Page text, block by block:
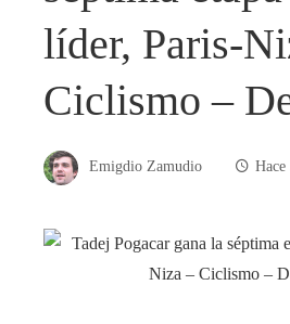
líder, Paris-
Ciclismo –
Emigdio Zamudio Hace